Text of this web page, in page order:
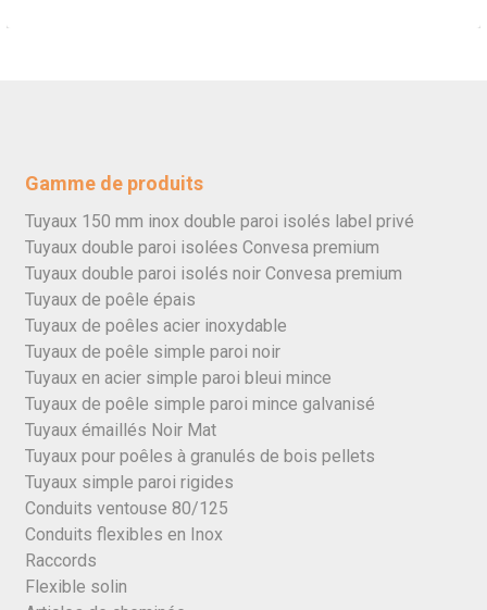
Gamme de produits
Tuyaux 150 mm inox double paroi isolés label privé
Tuyaux double paroi isolées Convesa premium
Tuyaux double paroi isolés noir Convesa premium
Tuyaux de poêle épais
Tuyaux de poêles acier inoxydable
Tuyaux de poêle simple paroi noir
Tuyaux en acier simple paroi bleui mince
Tuyaux de poêle simple paroi mince galvanisé
Tuyaux émaillés Noir Mat
Tuyaux pour poêles à granulés de bois pellets
Tuyaux simple paroi rigides
Conduits ventouse 80/125
Conduits flexibles en Inox
Raccords
Flexible solin